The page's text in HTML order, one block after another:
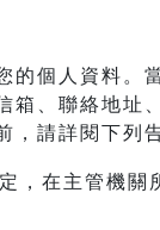
個人資料。
、聯絡地址
請詳閱下列
，在主管機關